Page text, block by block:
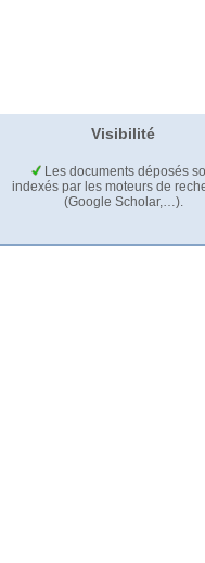
Visibilité
Les documents déposés
indexés par les moteurs de
(Google Scholar,…).